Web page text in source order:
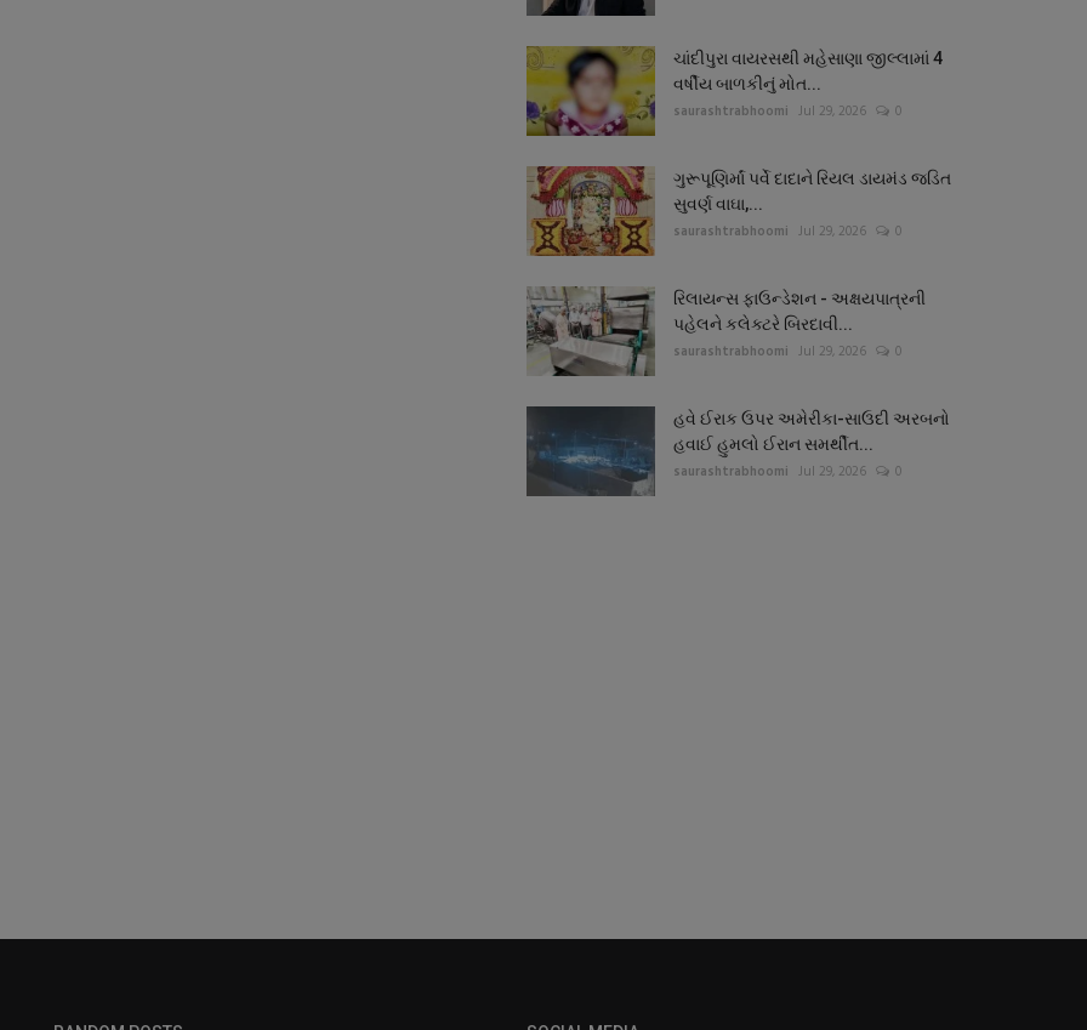
ચાંદીપુરા વાયરસથી મહેસાણા જીલ્લામાં 4
વર્ષીય બાળકીનું મોત...
saurashtrabhoomi Jul 29, 2026 0
ગુરૂપૂણિર્માં પર્વે દાદાને રિયલ ડાયમંડ જડિત
સુવર્ણ વાઘા,...
saurashtrabhoomi Jul 29, 2026 0
રિલાયન્સ ફાઉન્ડેશન - અક્ષયપાત્રની
પહેલને કલેક્ટરે બિરદાવી...
saurashtrabhoomi Jul 29, 2026 0
હવે ઈરાક ઉપર અમેરીકા-સાઉદી અરબનો
હવાઈ હુમલો ઈરાન સમર્થીત...
saurashtrabhoomi Jul 29, 2026 0